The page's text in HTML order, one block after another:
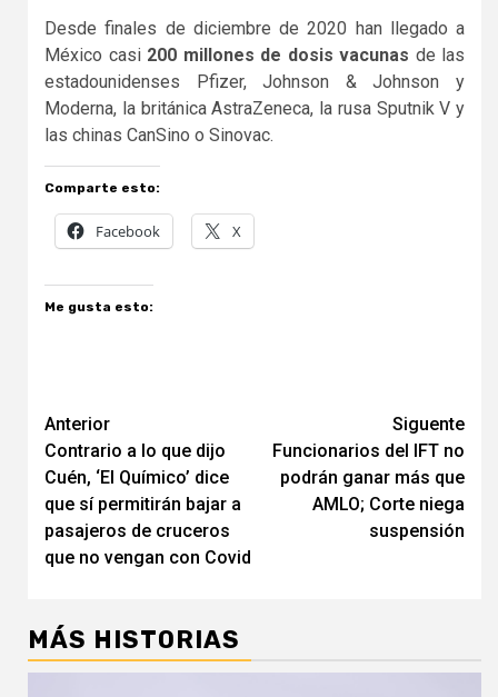
Desde finales de diciembre de 2020 han llegado a
México casi 200 millones de dosis vacunas de las
estadounidenses Pfizer, Johnson & Johnson y
Moderna, la británica AstraZeneca, la rusa Sputnik V y
las chinas CanSino o Sinovac.
Comparte esto:
Facebook X
Me gusta esto:
Navegación
de
entradas
Anterior
Contrario a lo que dijo
Cuén, ‘El Químico’ dice
que sí permitirán bajar a
pasajeros de cruceros
que no vengan con Covid
Siguente
Funcionarios del IFT no
podrán ganar más que
AMLO; Corte niega
suspensión
MÁS HISTORIAS